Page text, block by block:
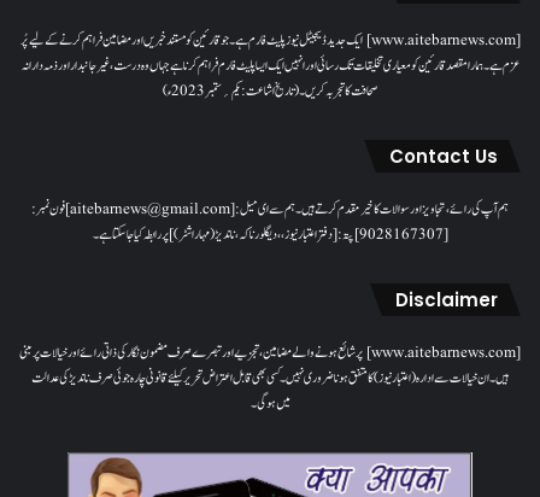
[www.aitebarnews.com] ایک جدید ڈیجیٹل نیوز پلیٹ فارم ہے۔ جو قارئین کو مستند خبریں اور مضامین فراہم کرنے کے لیے پُر
عزم ہے۔ ہمارا مقصدقارئین کو معیاری تخلیقات تک رسائی اور انہیں ایک ایسا پلیٹ فارم فراہم کرنا ہے جہاں وہ درست، غیر جانبدار اور ذمہ دارانہ
صحافت کا تجربہ کریں۔( تاریخ اشاعت : یکم؍ ستمبر 2023ء)
Contact Us
ہم آپ کی رائے، تجاویز اور سوالات کا خیرمقدم کرتے ہیں۔ ہم سےای میل: [aitebarnews@gmail.com]فون نمبر:
[9028167307]پتہ: [دفتر اعتبار نیوز، ، دیگلور ناکہ، ناندیڑ(مہاراشٹر) ] پر رابطہ کیا جاسکتا ہے۔
Disclaimer
[www.aitebarnews.com] پر شائع ہونے والے مضامین، تجزیے اور تبصرے صرف مضمون نگار کی ذاتی رائے اور خیالات پر مبنی
ہیں۔ ان خیالات سے ادارہ (اعتبار نیوز) کا متفق ہونا ضروری نہیں۔ کسی بھی قابل اعتراض تحریر کیلئے قانونی چارہ جوئی صرف ناندیڑ کی عدالت
میں ہوگی۔